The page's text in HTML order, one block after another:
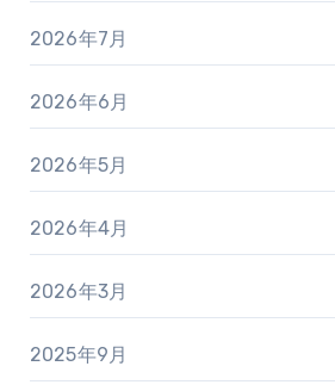
2026年7月
2026年6月
2026年5月
2026年4月
2026年3月
2025年9月